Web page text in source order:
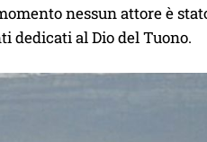
nessun attore è
dedicati al Dio del Tuono.